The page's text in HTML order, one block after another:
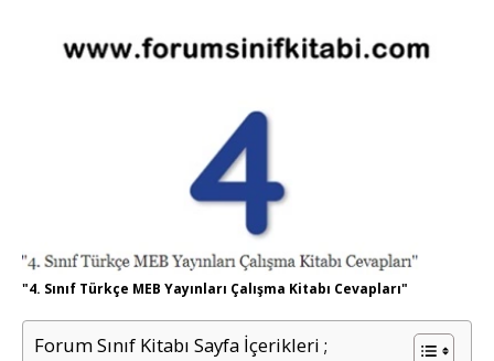
"4. Sınıf Türkçe MEB Yayınları Çalışma Kitabı Cevapları"
Forum Sınıf Kitabı Sayfa İçerikleri ;